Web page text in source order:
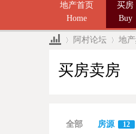
地产首页
Home
买房
Buy
阿村论坛 地
买房卖房
全部 房源 12